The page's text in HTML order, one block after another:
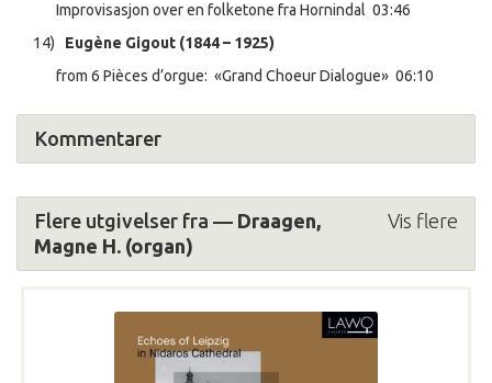
Improvisasjon over en folketone fra Hornindal 03:46
14) Eugène Gigout (1844 – 1925)
from 6 Pièces d’orgue: «Grand Choeur Dialogue» 06:10
Kommentarer
Flere utgivelser fra — Vis flere
Draagen,
Magne H. (organ)